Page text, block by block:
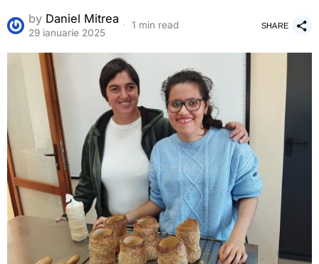
by Daniel Mitrea
29 ianuarie 2025
1 min read SHARE